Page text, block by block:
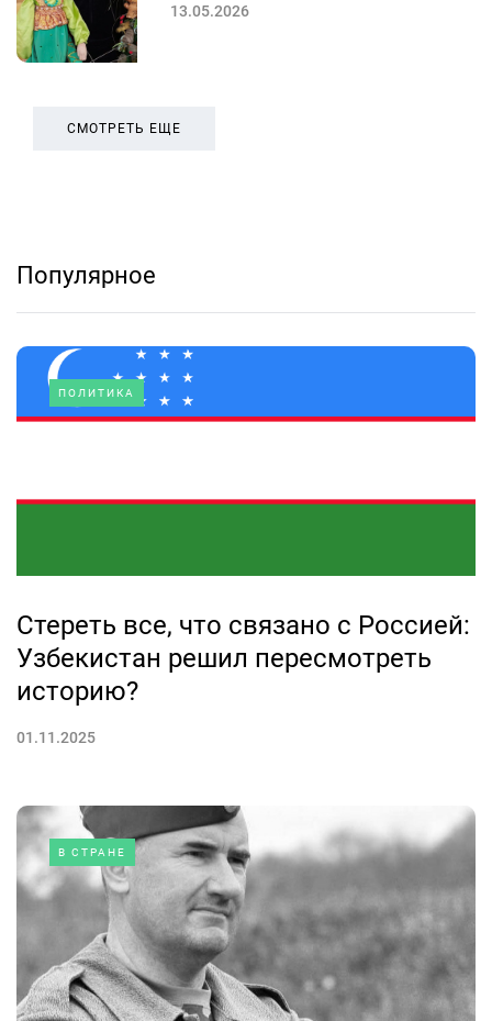
13.05.2026
СМОТРЕТЬ ЕЩЕ
Популярное
ПОЛИТИКА
Стереть все, что связано с Россией:
Узбекистан решил пересмотреть
историю?
01.11.2025
В СТРАНЕ